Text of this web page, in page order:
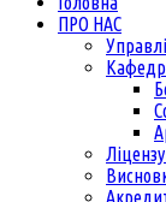
ПРО НАС